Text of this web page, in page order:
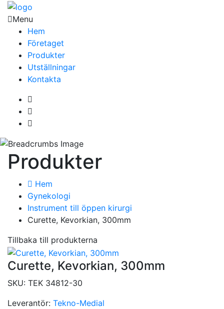
Menu
Hem
Företaget
Produkter
Utställningar
Kontakta
Produkter
Hem
Gynekologi
Instrument till öppen kirurgi
Curette, Kevorkian, 300mm
Tillbaka till produkterna
Curette, Kevorkian, 300mm
SKU: TEK 34812-30
Leverantör: Tekno-Medial